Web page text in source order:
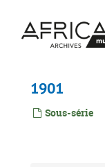
contenu
1901
Sous-série